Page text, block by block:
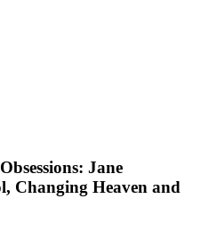
Jane
Changing Heaven and